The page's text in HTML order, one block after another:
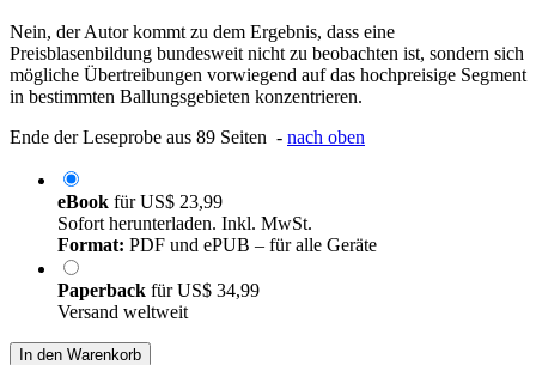
Nein, der Autor kommt zu dem Ergebnis, dass eine
Preisblasenbildung bundesweit nicht zu beobachten ist, sondern sich
mögliche Übertreibungen vorwiegend auf das hochpreisige Segment
in bestimmten Ballungsgebieten konzentrieren.
Ende der Leseprobe aus 89 Seiten - nach oben
eBook fürUS$ 23,99
Sofort herunterladen. Inkl. MwSt.
Format: PDF und ePUB – für alle Geräte
Paperback fürUS$ 34,99
Versand weltweit
In den Warenkorb